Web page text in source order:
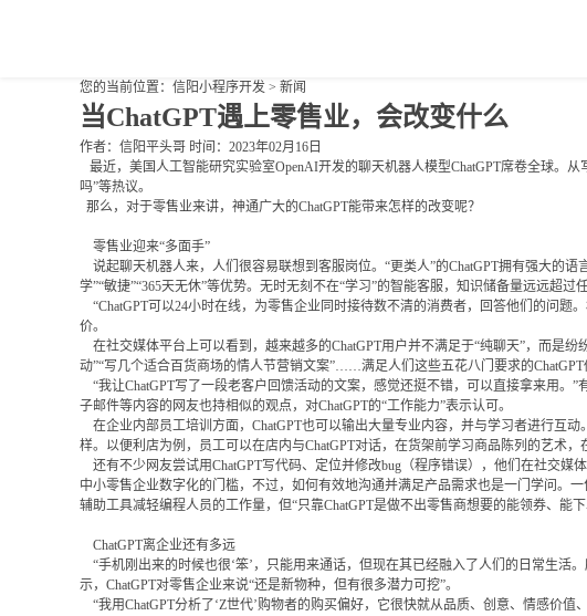
您的当前位置： 信阳小程序开发 > 新闻
当ChatGPT遇上零售业，会改变什么
作者：信阳平头哥 时间：2023年02月16日
最近，美国人工智能研究实验室OpenAI开发的聊天机器人模型ChatGPT席卷全球。
吗”等热议。
那么，对于零售业来讲，神通广大的ChatGPT能带来怎样的改变呢？
零售业迎来“多面手”
说起聊天机器人来，人们很容易联想到客服岗位。“更类人”的ChatGPT拥有强大的
学”“敏捷”“365天无休”等优势。无时无刻不在“学习”的智能客服，知识储备量远远超
“ChatGPT可以24小时在线，为零售企业同时接待数不清的消费者，回答他们的问题
价。
在社交媒体平台上可以看到，越来越多的ChatGPT用户并不满足于“纯聊天”，而是
动”“写几个适合百货商场的情人节营销文案”……满足人们这些五花八门要求的
“我让ChatGPT写了一段老客户回馈活动的文案，感觉还挺不错，可以直接拿来用。
子邮件等内容的网友也持相似的观点，对ChatGPT的“工作能力”表示认可。
在企业内部员工培训方面，ChatGPT也可以输出大量专业内容，并与学习者进行互
样。以便利店为例，员工可以在店内与ChatGPT对话，在货架前学习商品陈列的艺术
还有不少网友尝试用ChatGPT写代码、定位并修改bug（程序错误），他们在社交媒
中小零售企业数字化的门槛，不过，如何有效地沟通并满足产品需求也是一门学问。
辅助工具减轻编程人员的工作量，但“只靠ChatGPT是做不出零售商想要的能领券、能下
ChatGPT离企业还有多远
“手机刚出来的时候也很‘笨’，只能用来通话，但现在其已经融入了人们的日常生活
示，ChatGPT对零售企业来说“还是新物种，但有很多潜力可挖”。
“我用ChatGPT分析了‘Z世代’购物者的购买偏好，它很快就从品质、创意、情感价